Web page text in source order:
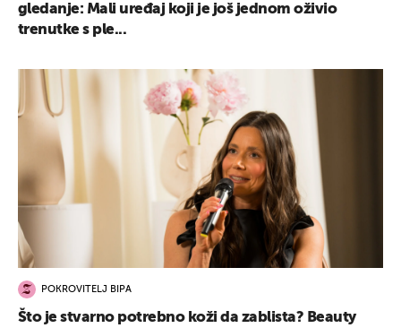
gledanje: Mali uređaj koji je još jednom oživio
trenutke s ple...
POKROVITELJ BIPA
Što je stvarno potrebno koži da zablista? Beauty